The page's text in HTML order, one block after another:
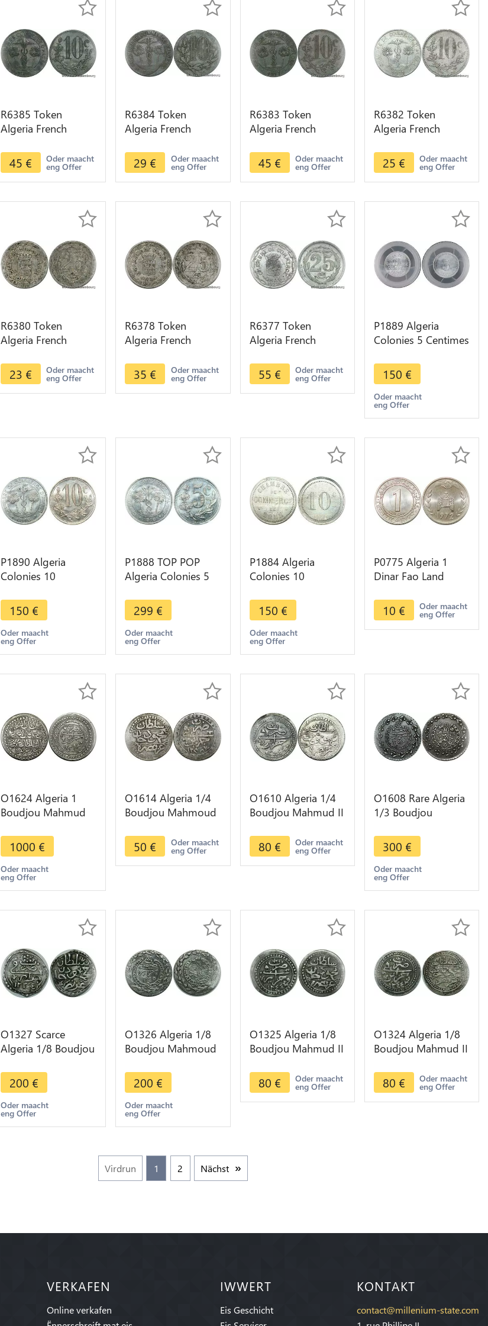
R6385 Token
Algeria French
Centimes Chambre
Commerce 1917
Alger AU
45 € Oder maacht
eng Offer
R6384 Token
Algeria French
Centimes Chambre
Commerce 1917
Alger
29 € Oder maacht
eng Offer
R6383 Token
Algeria French
Centimes Chambre
Commerce 1917
Alger AU
45 € Oder maacht
eng Offer
R6382 Token
Algeria French
Centimes Chambre
Commerce 1921
Alger
25 € Oder maacht
eng Offer
R6380 Token
Algeria French
Centimes Chambre
Commerce 1922
Oran
23 € Oder maacht
eng Offer
R6378 Token
Algeria French
Centimes Chambre
Commerce 1922
Oran
35 € Oder maacht
eng Offer
R6377 Token
Algeria French
Centimes Chambre
Commerce 1922
Oran AU
55 € Oder maacht
eng Offer
P1889 Algeria
Colonies 5 Centimes
1915 PCGS MS64
150 €
Oder maacht
eng Offer
P1890 Algeria
Colonies 10
Commerce Alger
1916 PCGS MS65
150 €
Oder maacht
eng Offer
P1888 TOP POP
Algeria Colonies 5
Commerce Alger
1916 NGC MS66
299 €
Oder maacht
eng Offer
P1884 Algeria
Colonies 10
Commerce 1915
Bône PCGS MS63
150 €
Oder maacht
eng Offer
P0775 Algeria 1
Dinar Fao Land
Commemorative
1972 UNC -> Make
offer
10 € Oder maacht
eng Offer
O1624 Algeria 1
Boudjou Mahmud
Silver
1000 €
Oder maacht
eng Offer
O1614 Algeria 1/4
Boudjou Mahmoud
Silver
50 € Oder maacht
eng Offer
O1610 Algeria 1/4
Boudjou Mahmud II
décentrée casquette
80 € Oder maacht
eng Offer
O1608 Rare Algeria
1/3 Boudjou
1830 Silver
300 €
Oder maacht
eng Offer
O1327 Scarce
Algeria 1/8 Boudjou
1834 1818 Silver XF
200 €
Oder maacht
eng Offer
O1326 Algeria 1/8
Boudjou Mahmoud
200 €
Oder maacht
eng Offer
O1325 Algeria 1/8
Boudjou Mahmud II
80 € Oder maacht
eng Offer
O1324 Algeria 1/8
Boudjou Mahmud II
80 € Oder maacht
eng Offer
Virdrun 1 2 Nächst
VERKAFEN
Online verkafen
IWWERT
Eis Geschicht
KONTAKT
contact@millenium-state.com